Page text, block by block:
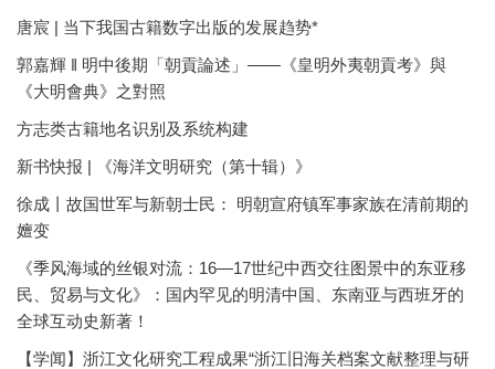
唐宸 | 当下我国古籍数字出版的发展趋势*
郭嘉輝 ‖ 明中後期「朝貢論述」——《皇明外夷朝貢考》與
《大明會典》之對照
方志类古籍地名识别及系统构建
新书快报 | 《海洋文明研究（第十辑）》
徐成丨故国世军与新朝士民： 明朝宣府镇军事家族在清前期的
嬗变
《季风海域的丝银对流：16—17世纪中西交往图景中的东亚移
民、贸易与文化》：国内罕见的明清中国、东南亚与西班牙的
全球互动史新著！
【学闻】浙江文化研究工程成果“浙江旧海关档案文献整理与研